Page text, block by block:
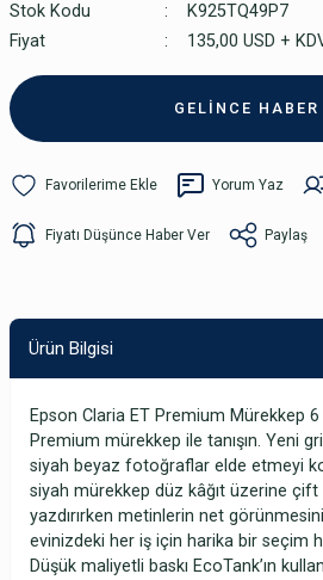
Stok Kodu
K925TQ49P7
Fiyat
135,00 USD +
GELİNCE HABER
Yorum Yaz
Fiyatı Düşünce Haber Ver Paylaş
Ürün Bilgisi
Epson Claria ET Premium Mürekkep
Premium mürekkep ile tanışın. Yeni
siyah beyaz fotoğraflar elde etmeyi
siyah mürekkep düz kâğıt üzerine çift
yazdırırken metinlerin net görünmesini
evinizdeki her iş için harika bir seçim
Düşük maliyetli baskı EcoTank’ın